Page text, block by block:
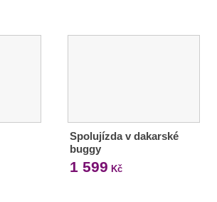
Spolujízda v dakarské
buggy
1 599 Kč